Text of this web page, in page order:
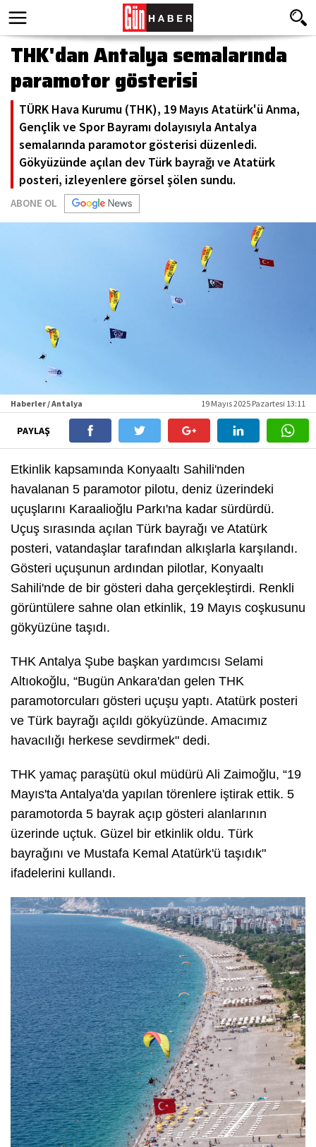
THK'dan Antalya semalarında
paramotor gösterisi
TÜRK Hava Kurumu (THK), 19 Mayıs Atatürk'ü Anma,
Gençlik ve Spor Bayramı dolayısıyla Antalya
semalarında paramotor gösterisi düzenledi.
Gökyüzünde açılan dev Türk bayrağı ve Atatürk
posteri, izleyenlere görsel şölen sundu.
ABONE OL
Haberler / Antalya 19 Mayıs 2025 Pazartesi 13:11
PAYLAŞ
Etkinlik kapsamında Konyaaltı Sahili'nden
havalanan 5 paramotor pilotu, deniz üzerindeki
uçuşlarını Karaalioğlu Parkı'na kadar sürdürdü.
Uçuş sırasında açılan Türk bayrağı ve Atatürk
posteri, vatandaşlar tarafından alkışlarla karşılandı.
Gösteri uçuşunun ardından pilotlar, Konyaaltı
Sahili'nde de bir gösteri daha gerçekleştirdi. Renkli
görüntülere sahne olan etkinlik, 19 Mayıs coşkusunu
gökyüzüne taşıdı.
THK Antalya Şube başkan yardımcısı Selami
Altıokoğlu, “Bugün Ankara'dan gelen THK
paramotorcuları gösteri uçuşu yaptı. Atatürk posteri
ve Türk bayrağı açıldı gökyüzünde. Amacımız
havacılığı herkese sevdirmek" dedi.
THK yamaç paraşütü okul müdürü Ali Zaimoğlu, “19
Mayıs'ta Antalya'da yapılan törenlere iştirak ettik. 5
paramotorda 5 bayrak açıp gösteri alanlarının
üzerinde uçtuk. Güzel bir etkinlik oldu. Türk
bayrağını ve Mustafa Kemal Atatürk'ü taşıdık"
ifadelerini kullandı.